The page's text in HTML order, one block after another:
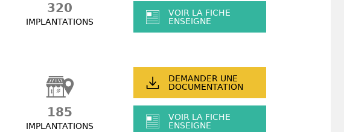
320
IMPLANTATIONS
VOIR LA FICHE
ENSEIGNE
185
IMPLANTATIONS
DEMANDER UNE
DOCUMENTATION
VOIR LA FICHE
ENSEIGNE